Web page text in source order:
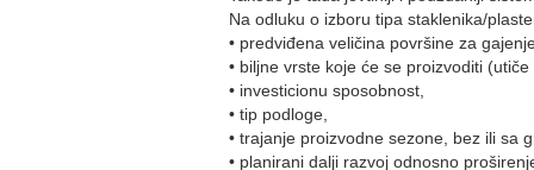
Na odluku o izboru tipa staklenika/
• predviđena veličina površine za
• biljne vrste koje će se proizvoditi
• investicionu sposobnost,
• tip podloge,
• trajanje proizvodne sezone, bez ili sa
• planirani dalji razvoj odnosno